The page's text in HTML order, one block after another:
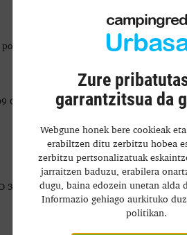
de Internet con
OLAZTI/OLAZAGUTÍA, NAVARRA.
2018, trataremos los datos que
campingred
Zure
garrantzitsua da
Webgune honek bere cookieak
erabiltzen ditu zerbitzu hobea
zerbitzu pertsonalizatuak
jarraitzen baduzu, erabilera
dugu, baina edozein unetan alda
Informazio gehiago aurkituko
politikan.